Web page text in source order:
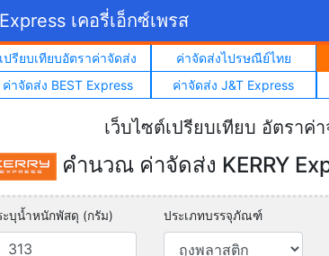
เคอรี่เอ็กซ์เพรส
เปรียบเทียบอัตราค่าจัดส่ง ค่าจัดส่งไปรษณีย์ไทย
ค่าจัดส่ง BEST Express
ค่าจัดส่ง J&T Express
เว็บไซต์เปรียบเทียบ อัตราค่
คำนวณ ค่าจัดส่ง KERRY
ะบุน้ำหนักพัสดุ (กรัม) ประเภทบรรจุภัณฑ์